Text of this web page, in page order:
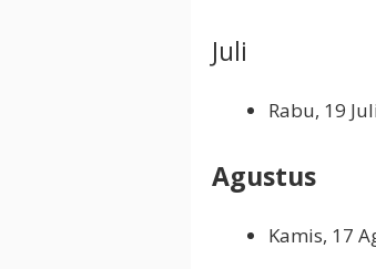
Juli
Rabu, 19
Agustus
Kamis, 17